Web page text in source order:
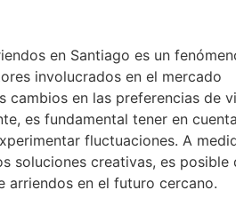
en Santiago es un
involucrados en el mercado
cambios en las preferencias de
es fundamental tener en
fluctuaciones. A
soluciones creativas, es posible
arriendos en el futuro cercano.